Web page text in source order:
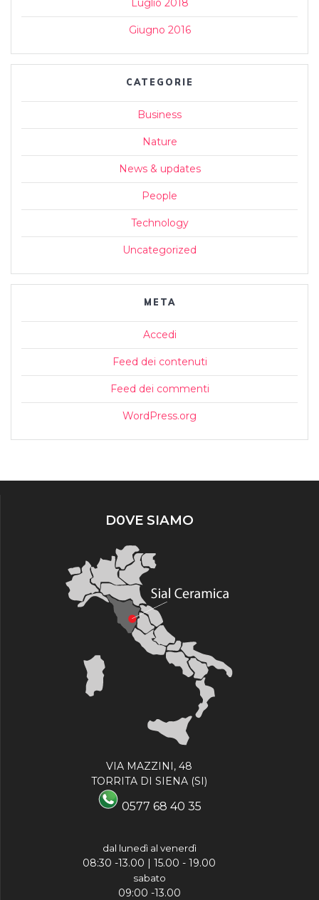
Luglio 2018
Giugno 2016
CATEGORIE
Business
Nature
News & updates
People
Technology
Uncategorized
META
Accedi
Feed dei contenuti
Feed dei commenti
WordPress.org
D0VE SIAMO
VIA MAZZINI, 48
TORRITA DI SIENA (SI)
0577 68 40 35
dal lunedì al venerdì
08:30 -13.00 | 15.00 - 19.00
sabato
09:00 -13.00